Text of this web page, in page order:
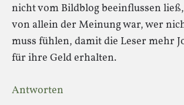
nicht vom Bildblog beeinflussen
von allein der Meinung war, wer
muss fühlen, damit die Leser mehr
für ihre Geld erhalten.
Antworten